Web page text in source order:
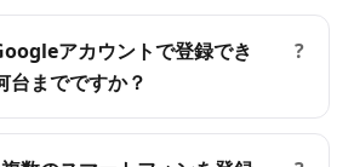
アカウントで登録でき
台までですか？
?